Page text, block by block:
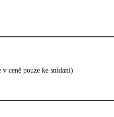
v ceně pouze ke snídani)